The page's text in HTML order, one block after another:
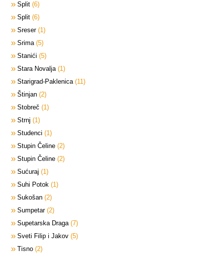
Split 6
Split 6
Sreser 1
Srima 5
Stanići 5
Stara Novalja 1
Starigrad-Paklenica 11
Štinjan 2
Stobreč
1
Strnj
1
Studenci
1
Stupin Čeline 2
Stupin Čeline 2
Sućuraj
1
Suhi Potok 1
Sukošan 2
Sumpetar 2
Supetarska Draga 7
Sveti Filip i Jakov 5
Tisno 2